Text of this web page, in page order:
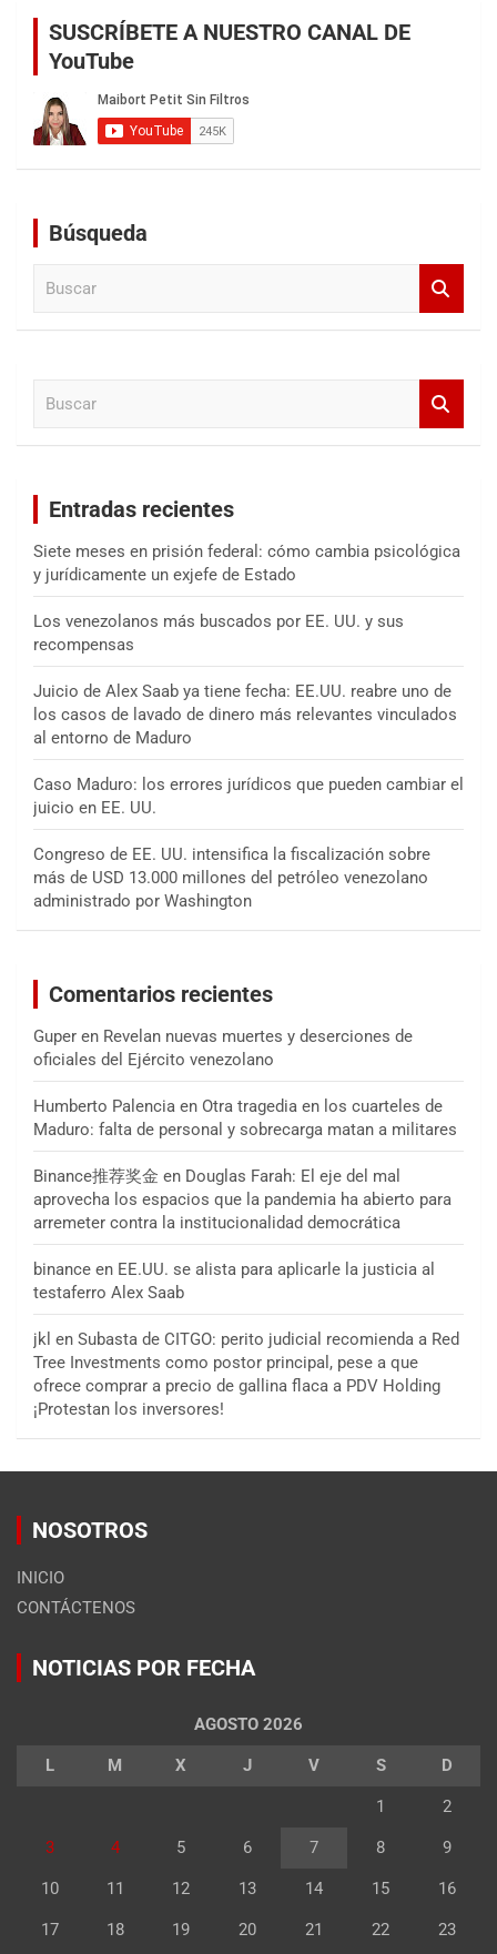
SUSCRÍBETE A NUESTRO CANAL DE
YouTube
Búsqueda
Entradas recientes
Siete meses en prisión federal: cómo cambia psicológica
y jurídicamente un exjefe de Estado
Los venezolanos más buscados por EE. UU. y sus
recompensas
Juicio de Alex Saab ya tiene fecha: EE.UU. reabre uno de
los casos de lavado de dinero más relevantes vinculados
al entorno de Maduro
Caso Maduro: los errores jurídicos que pueden cambiar el
juicio en EE. UU.
Congreso de EE. UU. intensifica la fiscalización sobre
más de USD 13.000 millones del petróleo venezolano
administrado por Washington
Comentarios recientes
Guper en Revelan nuevas muertes y deserciones de
oficiales del Ejército venezolano
Humberto Palencia en Otra tragedia en los cuarteles de
Maduro: falta de personal y sobrecarga matan a militares
Binance推荐奖金 en Douglas Farah: El eje del mal
aprovecha los espacios que la pandemia ha abierto para
arremeter contra la institucionalidad democrática
binance en EE.UU. se alista para aplicarle la justicia al
testaferro Alex Saab
jkl en Subasta de CITGO: perito judicial recomienda a Red
Tree Investments como postor principal, pese a que
ofrece comprar a precio de gallina flaca a PDV Holding
¡Protestan los inversores!
NOSOTROS
INICIO
CONTÁCTENOS
NOTICIAS POR FECHA
AGOSTO 2026
L M X J V S D
1 2
3 4 5 6 7 8 9
10 11 12 13 14 15 16
17 18 19 20 21 22 23